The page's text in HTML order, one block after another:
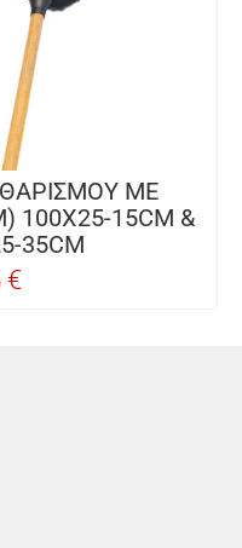
ΜΕ
100X25-15CM &
35CM
€